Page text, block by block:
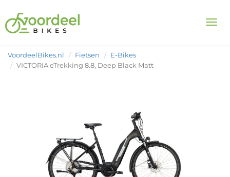
VoordeelBikes.nl Fietsen
E-Bikes
VICTORIA eTrekking 8.8, Deep Black Matt